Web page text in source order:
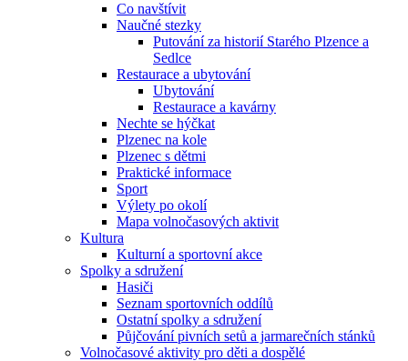
Co navštívit
Naučné stezky
Putování za historií Starého Plzence a
Sedlce
Restaurace a ubytování
Ubytování
Restaurace a kavárny
Nechte se hýčkat
Plzenec na kole
Plzenec s dětmi
Praktické informace
Sport
Výlety po okolí
Mapa volnočasových aktivit
Kultura
Kulturní a sportovní akce
Spolky a sdružení
Hasiči
Seznam sportovních oddílů
Ostatní spolky a sdružení
Půjčování pivních setů a jarmarečních stánků
Volnočasové aktivity pro děti a dospělé